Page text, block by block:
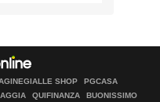
SHOP
PGCASA
QUIFINANZA BUONISSIMO